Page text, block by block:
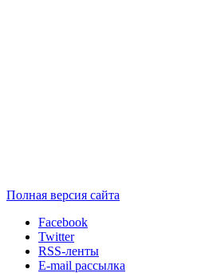
Полная версия сайта
Facebook
Twitter
RSS-ленты
E-mail рассылка